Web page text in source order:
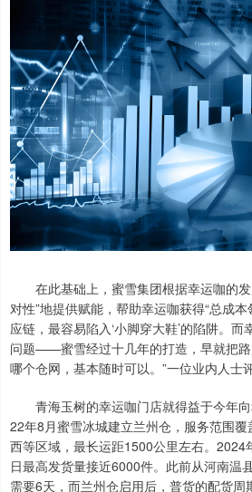
在此基础上，蜜雪集团根据幸运咖的发
对性”地提供赋能，帮助幸运咖获得“总成
应链，最容易陷入‘小脚穿大鞋’的陷阱。
问题——蜜雪经过十几年的打造，早就把
哪个仓网，基本随时可以。”一位业内人士评
青海玉树的幸运咖门店就得益于今年向
22年8月蜜雪冰城建立兰州仓，服务范围
西等区域，最长运距1500公里左右。2024
日最高发货量接近6000件。此前从河南温
需要6天，而兰州仓启用后，普货的配货周